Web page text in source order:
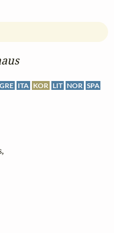
GRE ITA KOR LIT NOR SPA